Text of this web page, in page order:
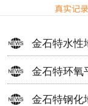
金石特水性
案
金石特环氧
选择
金石特钢化